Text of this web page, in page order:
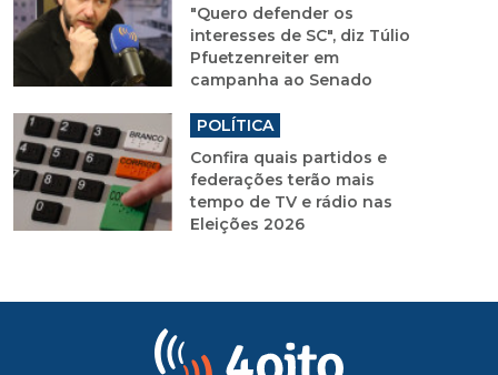
"Quero defender os
interesses de SC", diz Túlio
Pfuetzenreiter em
campanha ao Senado
POLÍTICA
Confira quais partidos e
federações terão mais
tempo de TV e rádio nas
Eleições 2026